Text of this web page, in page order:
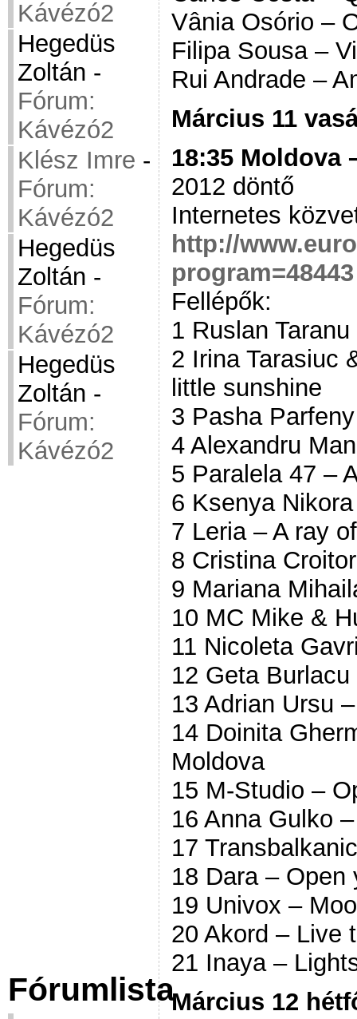
Kávézó2
Hegedüs
Zoltán -
Fórum:
Kávézó2
Klész Imre -
Fórum:
Kávézó2
Hegedüs
Zoltán -
Fórum:
Kávézó2
Hegedüs
Zoltán -
Fórum:
Kávézó2
Fórumlista
Vânia Osório –
Filipa Sousa –
Rui Andrade –
Március 11
18:35 Moldova
2012 döntő
Internetes
http://
program=48443
Fellépők:
1 Ruslan
2 Irina Tarasiuc
little sunshine
3 Pasha
4 Alexandru
5 Paralela 47 –
6 Ksenya
7 Leria – A ray
8 Cristina
9 Mariana
10 MC Mike &
11 Nicoleta
12 Geta
13 Adrian Ursu
14 Doinita
Moldova
15 M-Studio –
16 Anna Gulko
17
18 Dara – Open
19 Univox –
20 Akord – Live
21 Inaya –
Március 12